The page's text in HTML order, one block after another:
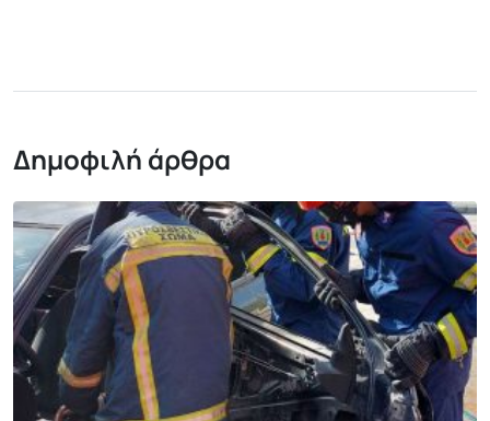
Δημοφιλή άρθρα